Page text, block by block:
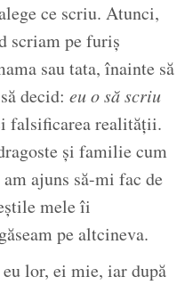
ce scriu. Atunci,
scriam pe furiș
sau tata, înainte să
decid: eu o să scriu
falsificarea realității.
și familie cum
ajuns să-mi fac de
mele îi
pe altcineva.
lor, ei mie, iar după